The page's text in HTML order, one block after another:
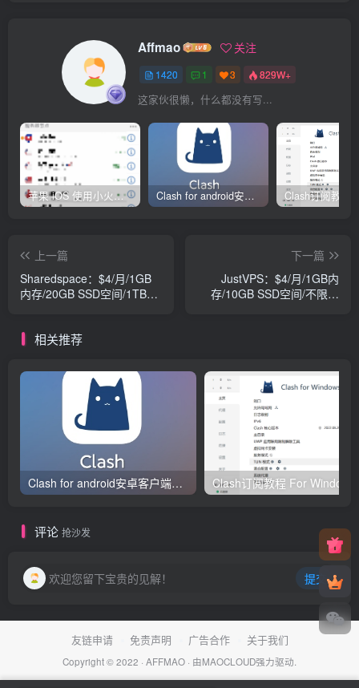
Affmao 关注
1420 1 3 829W+
这家伙很懒，什么都没有写...
苹果 iOS 使用小火箭(shadowrocket)新手教程 Clash for android安卓客户端保姆级新手使用教程
上一篇
Sharedspace：$4/月/1GB
内存/20GB SSD空间/1TB流
下一篇
JustVPS：$4/月/1GB内
存/10GB SSD空间/不限流
相关推荐
Clash for android安卓客户端保姆级新手使用教程
评论 抢沙发
欢迎您留下宝贵的见解！ 提交
友链申请 免责声明 广告合作 关于我们
Copyright © 2022 · AFFMAO · 由MAOCLOUD强力驱动.